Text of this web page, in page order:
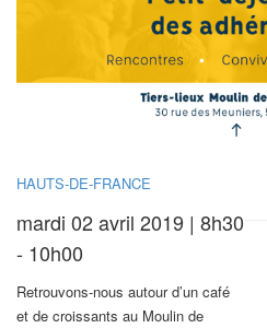
HAUTS-DE-FRANCE
mardi 02 avril 2019 | 8h30
- 10h00
Retrouvons-nous autour d’un café
et de croissants au Moulin de